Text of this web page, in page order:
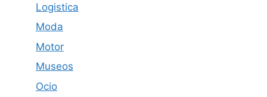
Logistica
Moda
Motor
Museos
Ocio